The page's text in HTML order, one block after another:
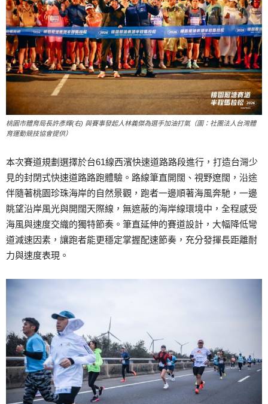
桃園市體育局長許彥輝(右) 與賽事發起人林義傑為選手加油打氣（圖：社團法人台灣體
育運動競技協會提供）
本次賽道規劃選擇於台61線西濱快速道路路段進行，打造台灣少
見的封閉式快速道路路跑體驗。路線筆直開闊、視野遼闊，沿途
伴隨著桃園珍珠海岸的自然景觀，跑者一邊順著海風奔馳，一邊
眺望沿岸風光與開闊天際線，無遮蔽的海岸線環境中，全程感受
海風與速度交織的獨特節奏。筆直延伸的賽道設計，大幅降低彎
道減速因素，讓跑者能更穩定掌握配速節奏，充分發揮長距離耐
力與速度表現。